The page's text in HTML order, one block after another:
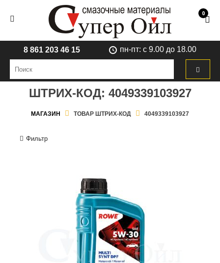
0
8 861 203 46 15 пн-пт: с 9.00 до 18.00
ШТРИХ-КОД: 4049339103927
МАГАЗИН ТОВАР ШТРИХ-КОД 4049339103927
Фильтр